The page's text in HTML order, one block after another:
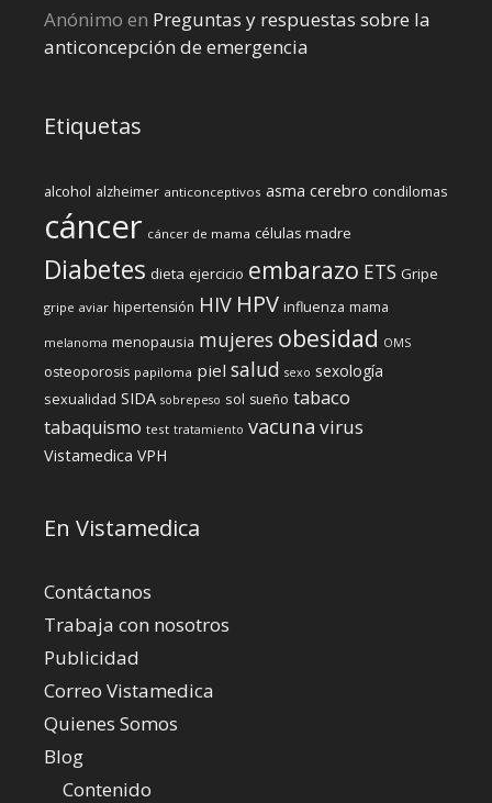
Anónimo en Preguntas y respuestas sobre la
anticoncepción de emergencia
Etiquetas
alcohol alzheimer anticonceptivos asma cerebro condilomas
cáncer cáncer de mama células madre
Diabetes dieta ejercicio embarazo ETS Gripe
gripe aviar hipertensión HIV HPV influenza mama
melanoma menopausia mujeres obesidad OMS
osteoporosis papiloma piel salud sexo sexología
sexualidad SIDA sobrepeso sol sueño tabaco
tabaquismo test tratamiento vacuna virus
Vistamedica VPH
En Vistamedica
Contáctanos
Trabaja con nosotros
Publicidad
Correo Vistamedica
Quienes Somos
Blog
Contenido